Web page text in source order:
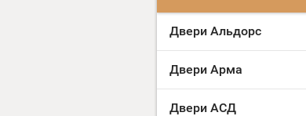
Двери Альдорс
Двери Арма
Двери АСД